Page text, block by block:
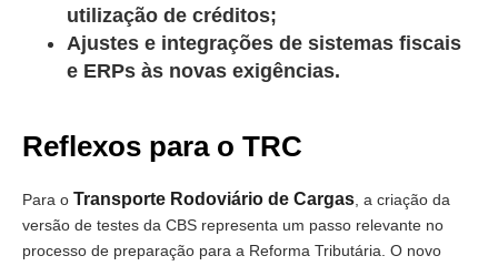
utilização de créditos;
Ajustes e integrações de sistemas fiscais
e ERPs às novas exigências.
Reflexos para o TRC
Para o Transporte Rodoviário de Cargas , a criação da
versão de testes da CBS representa um passo relevante no
processo de preparação para a Reforma Tributária. O novo